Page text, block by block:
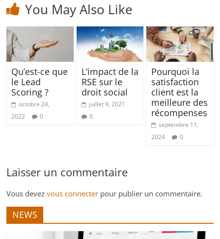
You May Also Like
Qu’est-ce que
le Lead
Scoring ?
octobre 24,
2022
0
L’impact de la
RSE sur le
droit social
juillet 9, 2021
0
Pourquoi la
satisfaction
client est la
meilleure des
récompenses
septembre 11,
2024
0
Laisser un commentaire
Vous devezvous connecter pour publier un commentaire.
NEWS